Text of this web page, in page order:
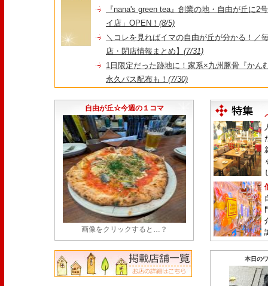
『nana's green tea』創業の地・自由が丘に2
イ店」OPEN！ (8/5)
＼コレを見ればイマの自由が丘が分かる！／
店・閉店情報まとめ】 (7/31)
1日限定だった跡地に！家系×九州豚骨『かん
永久パス配布も！ (7/30)
由が丘店』が閉店
自由が丘☆今週の１コマ
画像をクリックすると…？
本日の